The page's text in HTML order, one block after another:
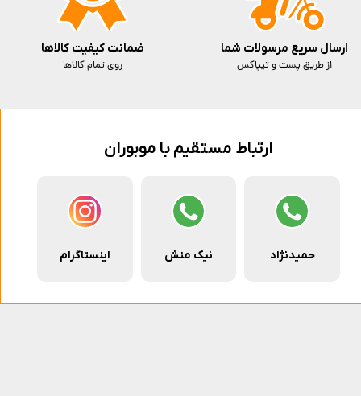
ارتباط مستقیم با موبوران
حمیدنژاد نیک منش اینستاگرام
ارسال سریع مرسولات شما
از طریق پست و تیپاکس
ضمانت کیفیت کالاها
روی تمام کالاها